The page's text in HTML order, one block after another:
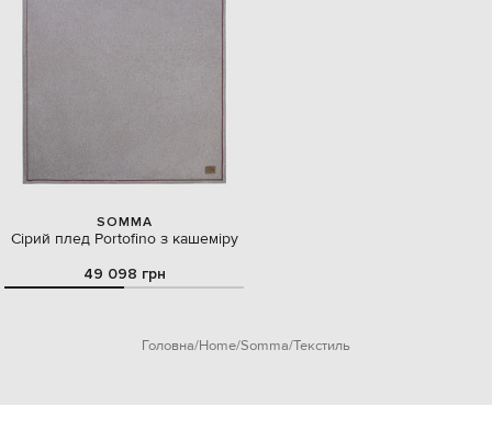
SOMMA
Сірий плед Portofino з кашеміру
49 098 грн
Головна Home Somma Текстиль